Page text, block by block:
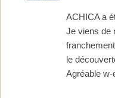
ACHICA a
Je viens de
le
Agréable w-